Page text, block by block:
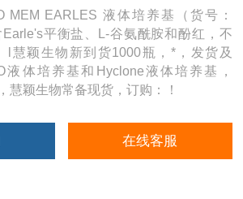
MEM EARLES 液体培养基（货号：
Earle's平衡盐、L-谷氨酰胺和酚红，不
l慧颖生物新到货1000瓶，*，发货及
液体培养基和Hyclone液体培养基，
慧颖生物常备现货，订购：！
在线客服